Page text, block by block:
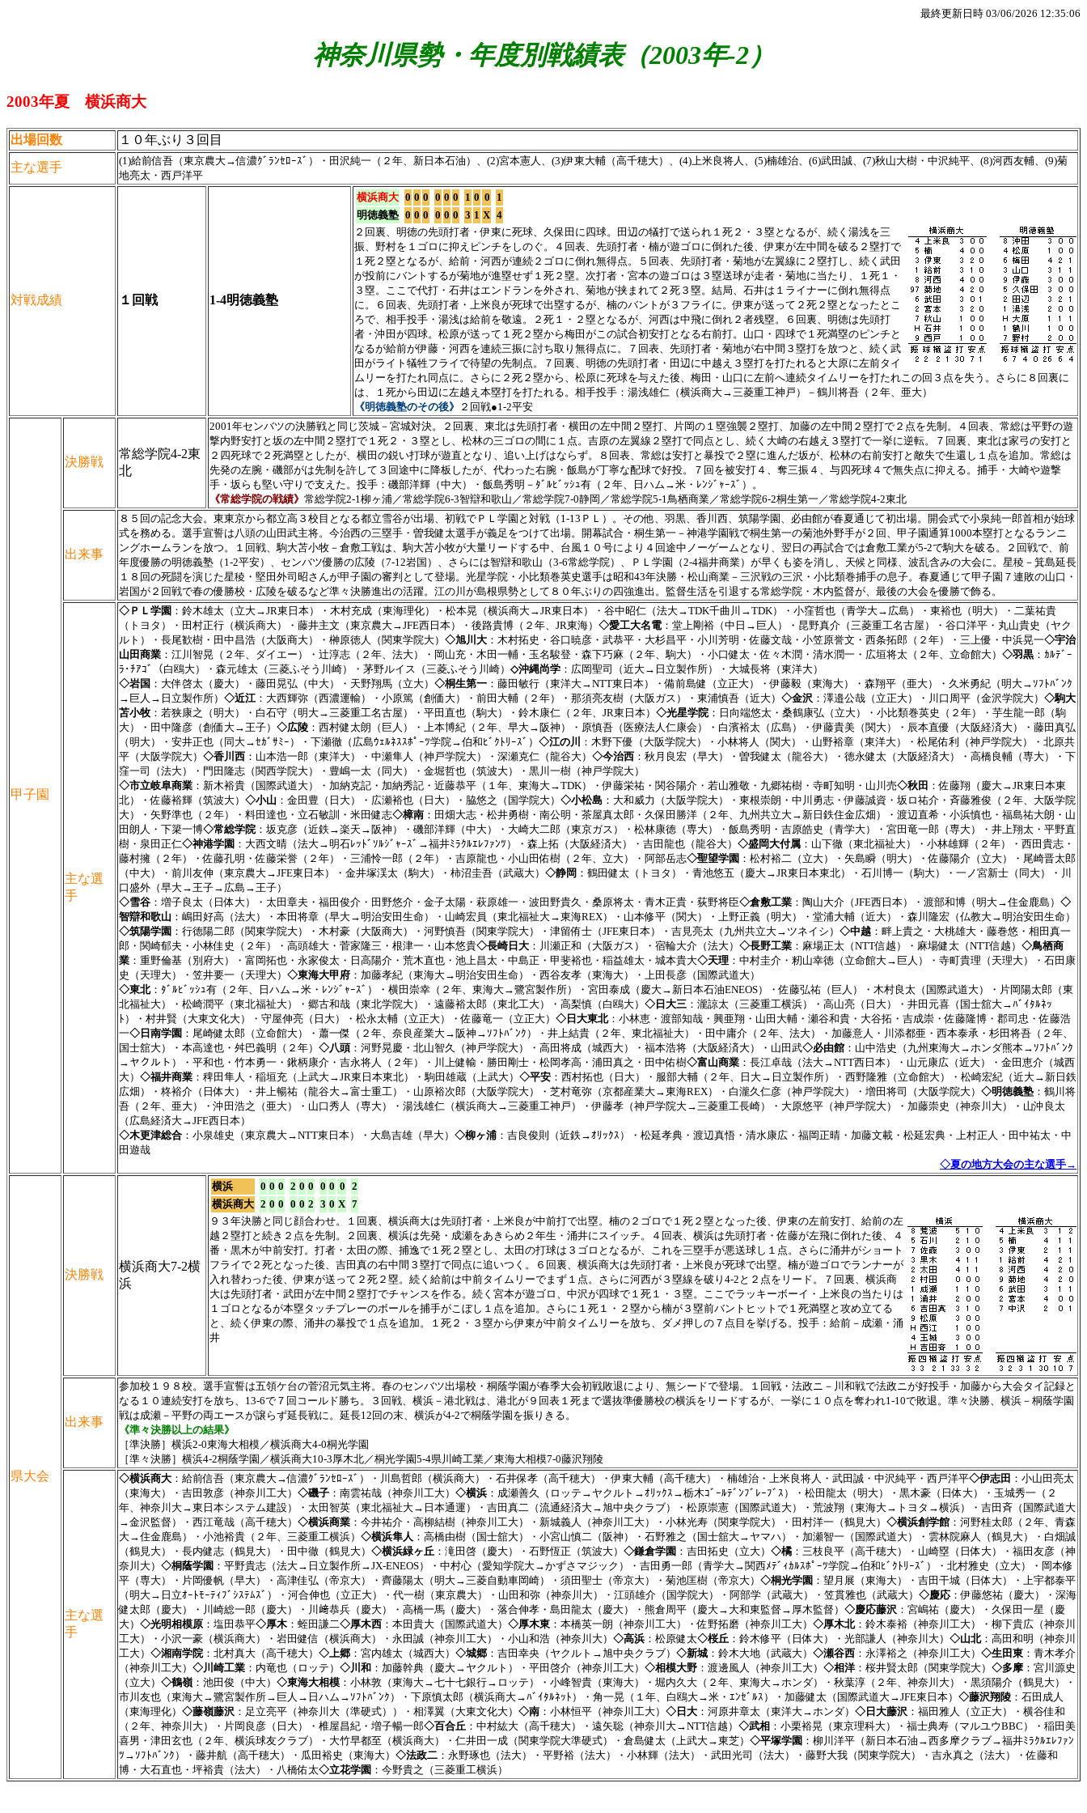
最終更新日時 03/06/2026 12:35:06
神奈川県勢・年度別戦績表（2003年-2）
2003年夏 横浜商大
出場回数
１０年ぶり３回目
主な選手
(1)給前信吾（東京農大→信濃ｸﾞﾗﾝｾﾛｰｽﾞ）・田沢純一（２年、新日本石油）、(2)宮本憲人、(3)伊東大輔（高千穂大）、(4)上米良将人、(5)楠雄治、(6)武田誠、(7)秋山大樹・中沢純平、(8)河西友輔、(9)菊
地亮太・西戸洋平
対戦成績 １回戦 1-4明徳義塾
横浜商大 0 0 0 0 0 0 1 0 0
1
明徳義塾 0 0 0 0 0 0 3 1 X 4
２回裏、明徳の先頭打者・伊東に死球、久保田に四球。田辺の犠打で送られ１死２・３塁となるが、続く湯浅を三
振、野村を１ゴロに抑えピンチをしのぐ。４回表、先頭打者・楠が遊ゴロに倒れた後、伊東が左中間を破る２塁打で
１死２塁となるが、給前・河西が連続２ゴロに倒れ無得点。５回表、先頭打者・菊地が左翼線に２塁打し、続く武田
が投前にバントするが菊地が進塁せず１死２塁。次打者・宮本の遊ゴロは３塁送球が走者・菊地に当たり、１死１・
３塁。ここで代打・石井はエンドランを外され、菊地が挟まれて２死３塁。結局、石井は１ライナーに倒れ無得点
に。６回表、先頭打者・上米良が死球で出塁するが、楠のバントが３フライに。伊東が送って２死２塁となったとこ
ろで、相手投手・湯浅は給前を敬遠。２死１・２塁となるが、河西は中飛に倒れ２者残塁。６回裏、明徳は先頭打
者・沖田が四球。松原が送って１死２塁から梅田がこの試合初安打となる右前打。山口・四球で１死満塁のピンチと
なるが給前が伊藤・河西を連続三振に討ち取り無得点に。７回表、先頭打者・菊地が右中間３塁打を放つと、続く武
田がライト犠牲フライで待望の先制点。７回裏、明徳の先頭打者・田辺に中越え３塁打を打たれると大原に左前タイ
ムリーを打たれ同点に。さらに２死２塁から、松原に死球を与えた後、梅田・山口に左前へ連続タイムリーを打たれこの回３点を失う。さらに８回裏に
は、１死から田辺に左越え本塁打を打たれる。相手投手：湯浅雄仁（横浜商大→三菱重工神戸）－鶴川将吾（２年、亜大）
《明徳義塾のその後》
２回戦●1-2平安
甲子園
決勝戦
常総学院4-2東
北
2001年センバツの決勝戦と同じ茨城－宮城対決。２回裏、東北は先頭打者・横田の左中間２塁打、片岡の１塁強襲２塁打、加藤の左中間２塁打で２点を先制。４回表、常総は平野の遊
撃内野安打と坂の左中間２塁打で１死２・３塁とし、松林の三ゴロの間に１点。吉原の左翼線２塁打で同点とし、続く大崎の右越え３塁打で一挙に逆転。７回裏、東北は家弓の安打と
２四死球で２死満塁としたが、横田の鋭い打球が遊直となり、追い上げはならず。８回表、常総は安打と暴投で２塁に進んだ坂が、松林の右前安打と敵失で生還し１点を追加。常総は
先発の左腕・磯部がは先制を許して３回途中に降板したが、代わった右腕・飯島が丁寧な配球で好投。７回を被安打４、奪三振４、与四死球４で無失点に抑える。捕手・大崎や遊撃
手・坂らも堅い守りで支えた。投手：磯部洋輝（中大）・飯島秀明－ﾀﾞﾙﾋﾞｯｼｭ有（２年、日ハム→米・ﾚﾝｼﾞｬｰｽﾞ）。
《常総学院の戦績》 常総学院2-1柳ヶ浦／常総学院6-3智辯和歌山／常総学院7-0静岡／常総学院5-1鳥栖商業／常総学院6-2桐生第一／常総学院4-2東北
出来事
８５回の記念大会。東東京から都立高３校目となる都立雪谷が出場、初戦でＰＬ学園と対戦（1-13ＰＬ）。その他、羽黒、香川西、筑陽学園、必由館が春夏通じて初出場。開会式で小泉純一郎首相が始球
式を務める。選手宣誓は八頭の山田武主将。今治西の三塁手・曽我健太選手が義足をつけて出場。開幕試合・桐生第一－神港学園戦で桐生第一の菊池外野手が２回、甲子園通算1000本塁打となるランニ
ングホームランを放つ。１回戦、駒大苫小牧－倉敷工戦は、駒大苫小牧が大量リードする中、台風１０号により４回途中ノーゲームとなり、翌日の再試合では倉敷工業が5-2で駒大を破る。２回戦で、前
年度優勝の明徳義塾（1-2平安）、センバツ優勝の広陵（7-12岩国）、さらには智辯和歌山（3-6常総学院）、ＰＬ学園（2-4福井商業）が早くも姿を消し、天候と同様、波乱含みの大会に。星稜－箕島延長
１８回の死闘を演じた星稜・堅田外司昭さんが甲子園の審判として登場。光星学院・小比類巻英史選手は昭和43年決勝・松山商業－三沢戦の三沢・小比類巻捕手の息子。春夏通じて甲子園７連敗の山口・
岩国が２回戦で春の優勝校・広陵を破るなど準々決勝進出の活躍。江の川が島根県勢として８０年ぶりの四強進出。監督生活を引退する常総学院・木内監督が、最後の大会を優勝で飾る。
主な選
手
◇ＰＬ学園 ：鈴木雄太（立大→JR東日本）・木村充成（東海理化）・松本晃（横浜商大→JR東日本）・谷中昭仁（法大→TDK千曲川→TDK）・小窪哲也（青学大→広島）・東裕也（明大）・二葉祐貴
（トヨタ）・田村正行（横浜商大）・藤井主文（東京農大→JFE西日本）・後路貴博（２年、JR東海） ◇愛工大名電 ：堂上剛裕（中日→巨人）・昆野真介（三菱重工名古屋）・谷口洋平・丸山貴史（ヤク
ルト）・長尾歓樹・田中昌浩（大阪商大）・榊原徳人（関東学院大） ◇旭川大 ：木村拓史・谷口暁彦・武恭平・大杉昌平・小川芳明・佐藤文哉・小笠原誉文・西条拓郎（２年）・三上優・中浜晃一◇宇治
山田商業 ：江川智晃（２年、ダイエー）・辻淳志（２年、法大）・岡山充・木田一輔・玉名駿登・森下巧麻（２年、駒大）・小口健太・佐々木潤・清水潤一・広垣将太（２年、立命館大） ◇羽黒 ：ｶﾙﾃﾞｰ
ﾗ･ﾁｱｺﾞ（白鴎大）・森元雄太（三菱ふそう川崎）・茅野ルイス（三菱ふそう川崎） ◇沖縄尚学 ：広岡聖司（近大→日立製作所）・大城長将（東洋大）
◇岩国 ：大伴啓太（慶大）・藤田晃弘（中大）・天野翔馬（立大） ◇桐生第一 ：藤田敏行（東洋大→NTT東日本）・備前島健（立正大）・伊藤毅（東海大）・森翔平（亜大）・久米勇紀（明大→ｿﾌﾄﾊﾞﾝｸ
→巨人→日立製作所） ◇近江 ：大西輝弥（西濃運輸）・小原篤（創価大）・前田大輔（２年）・那須亮友樹（大阪ガス）・東浦慎吾（近大） ◇金沢 ：澤邉公哉（立正大）・川口周平（金沢学院大） ◇駒大
苫小牧：若狭康之（明大）・白石守（明大→三菱重工名古屋）・平田直也（駒大）・鈴木康仁（２年、JR東日本） ◇光星学院 ：日向端悠太・桑鶴康弘（立大）・小比類巻英史（２年）・芋生龍一郎（駒
大）・田中隆彦（創価大→王子） ◇広陵 ：西村健太朗（巨人）・上本博紀（２年、早大→阪神）・原慎吾（医療法人仁康会）・白濱裕太（広島）・伊藤貴美（関大）・辰本直優（大阪経済大）・藤田真弘
（明大）・安井正也（同大→ｾｶﾞｻﾐｰ）・下瀬徹（広島ｳｪﾙﾈｽｽﾎﾟｰﾂ学院→伯和ﾋﾞｸﾄﾘｰｽﾞ） ◇江の川
：木野下優（大阪学院大）・小林将人（関大）・山野裕章（東洋大）・松尾佑利（神戸学院大）・北原共
平（大阪学院大） ◇香川西 ：山本浩一郎（東洋大）・中瀬隼人（神戸学院大）・深瀬克仁（龍谷大） ◇今治西 ：秋月良宏（早大）・曽我健太（龍谷大）・徳永健太（大阪経済大）・高橋良輔（専大）・下
窪一司（法大）・門田隆志（関西学院大）・豊嶋一太（同大）・金堀哲也（筑波大）・黒川一樹（神戸学院大）
◇市立岐阜商業 ：新木裕貴（国際武道大）・加納克記・加納秀記・近藤恭平（１年、東海大→TDK）・伊藤栄祐・関谷陽介・若山雅敬・九郷祐樹・寺町知明・山川売◇秋田 ：佐藤翔（慶大→JR東日本東
北）・佐藤裕輝（筑波大） ◇小山 ：金田豊（日大）・広瀬裕也（日大）・脇悠之（国学院大） ◇小松島 ：大和威力（大阪学院大）・東根崇朗・中川勇志・伊藤誠資・坂ロ祐介・斉藤雅俊（２年、大阪学院
大）・矢野準也（２年）・料田達也・立石敏訓・米田健志◇樟南 ：田畑大志・松井勇樹・南公明・茶屋真太郎・久保田勝洋（２年、九州共立大→新日鉄住金広畑）・渡辺直希・小浜慎也・福島祐大朗・山
田朗人・下簗一博◇常総学院 ：坂克彦（近鉄→楽天→阪神）・磯部洋輝（中大）・大崎大二郎（東京ガス）・松林康徳（専大）・飯島秀明・吉原皓史（青学大）・宮田竜一郎（専大）・井上翔太・平野直
樹・泉田正仁◇神港学園 ：大西文晴（法大→明石ﾚｯﾄﾞｿﾙｼﾞｬｰｽﾞ→福井ﾐﾗｸﾙｴﾚﾌｧﾝﾂ）・森上拓（大阪経済大）・吉田龍也（龍谷大） ◇盛岡大付属 ：山下徹（東北福祉大）・小林雄輝（２年）・西田貴志・
藤村擁（２年）・佐藤孔明・佐藤栄誉（２年）・三浦怜一郎（２年）・吉原龍也・小山田佑樹（２年、立大）・阿部岳志◇聖望学園 ：松村裕二（立大）・矢島瞬（明大）・佐藤陽介（立大）・尾崎晋太郎
（中大）・前川友伸（東京農大→JFE東日本）・金井塚渓太（駒大）・柿沼圭吾（武蔵大） ◇静岡 ：鶴田健太（トヨタ）・青池悠五（慶大→JR東日本東北）・石川博一（駒大）・一ノ宮新士（同大）・川
口盛外（早大→王子→広島→王子）
◇雪谷 ：増子良太（日体大）・太田章夫・福田俊介・田野悠介・金子太陽・萩原雄一・波田野貴久・桑原将太・青木正貴・荻野将臣◇倉敷工業 ：陶山大介（JFE西日本）・渡部和博（明大→住金鹿島） ◇
智辯和歌山 ：嶋田好高（法大）・本田将章（早大→明治安田生命）・山崎宏員（東北福祉大→東海REX）・山本修平（関大）・上野正義（明大）・堂浦大輔（近大）・森川隆宏（仏教大→明治安田生命）
◇筑陽学園 ：行徳陽二郎（関東学院大）・木村豪（大阪商大）・河野慎吾（関東学院大）・津留侑士（JFE東日本）・吉見亮太（九州共立大→ツネイシ） ◇中越 ：畔上貴之・大桃雄大・藤巻悠・相田真一
郎・関崎郁夫・小林佳史（２年）・高頭雄大・菅家隆三・根津一・山本悠貴◇長崎日大 ：川瀬正和（大阪ガス）・宿輪大介（法大） ◇長野工業 ：麻場正太（NTT信越）・麻場健太（NTT信越） ◇鳥栖商
業 ：重野倫基（別府大）・富岡拓也・永家俊太・日高陽介・荒木直也・池上昌太・中島正・甲斐裕也・稲益雄太・城本貴大◇天理 ：中村圭介・籾山幸徳（立命館大→巨人）・寺町貴理（天理大）・石田康
史（天理大）・笠井要一（天理大） ◇東海大甲府 ：加藤孝紀（東海大→明治安田生命）・西谷友孝（東海大）・上田長彦（国際武道大）
◇東北：ﾀﾞﾙﾋﾞｯｼｭ有（２年、日ハム→米・ﾚﾝｼﾞｬｰｽﾞ）・横田崇幸（２年、東海大→鷺宮製作所）・宮田泰成（慶大→新日本石油ENEOS）・佐藤弘祐（巨人）・木村良太（国際武道大）・片岡陽太郎（東
北福祉大）・松崎潤平（東北福祉大）・郷古和哉（東北学院大）・遠藤裕太郎（東北工大）・高梨慎（白鴎大） ◇日大三 ：瀧諒太（三菱重工横浜）・高山亮（日大）・井田元喜（国士舘大→ﾊﾞｲﾀﾙﾈｯ
ﾄ）・村井賢（大東文化大）・守屋伸亮（日大）・松永太輔（立正大）・佐藤竜一（立正大） ◇日大東北：小林恵・渡部知哉・興亜翔・山田大輔・瀬谷和貴・大谷拓・吉成崇・佐藤隆博・郡司忠・佐藤浩
一◇日南学園 ：尾崎健太郎（立命館大）・蕭一傑（２年、奈良産業大→阪神→ｿﾌﾄﾊﾞﾝｸ）・井上結貴（２年、東北福祉大）・田中庸介（２年、法大）・加藤意人・川添都亜・西本泰承・杉田将吾（２年、
国士舘大）・本高達也・舛巴義明（２年） ◇八頭 ：河野晃慶・北山智久（神戸学院大）・高田将成（城西大）・福本浩将（大阪経済大）・山田武◇必由館 ：山中浩史（九州東海大→ホンダ熊本→ｿﾌﾄﾊﾞﾝｸ
→ヤクルト）・平和也・竹本勇一・鍬柄康介・吉永将人（２年）・川上健輸・勝田剛士・松岡孝高・浦田真之・田中佑樹◇富山商業 ：長江卓哉（法大→NTT西日本）・山元康広（近大）・金田恵介（城西
大） ◇福井商業 ：稗田隼人・稲垣充（上武大→JR東日本東北）・駒田雄蔵（上武大） ◇平安 ：西村拓也（日大）・服部大輔（２年、日大→日立製作所）・西野隆雅（立命館大）・松崎宏紀（近大→新日鉄
広畑）・柊裕介（日体大）・井上暢祐（龍谷大→富士重工）・山原裕次郎（大阪学院大）・芝村竜弥（京都産業大→東海REX）・白瀧久仁彦（神戸学院大）・増田将司（大阪学院大） ◇明徳義塾 ：鶴川将
吾（２年、亜大）・沖田浩之（亜大）・山口秀人（専大）・湯浅雄仁（横浜商大→三菱重工神戸）・伊藤孝（神戸学院大→三菱重工長崎）・大原悠平（神戸学院大）・加藤崇史（神奈川大）・山沖良太
（広島経済大→JFE西日本）
◇木更津総合 ：小泉雄史（東京農大→NTT東日本）・大島吉雄（早大） ◇柳ヶ浦 ：吉良俊則（近鉄→ｵﾘｯｸｽ）・松延孝典・渡辺真悟・清水康広・福岡正晴・加藤文載・松延宏典・上村正人・田中祐太・中
田遊哉
◇夏の地方大会の主な選手→
県大会
決勝戦
横浜商大7-2横
浜
横浜 0 0 0 2 0 0 0 0 0 2
横浜商大 2 0 0 0 0 2 3 0 X 7
９３年決勝と同じ顔合わせ。１回裏、横浜商大は先頭打者・上米良が中前打で出塁。楠の２ゴロで１死２塁となった後、伊東の左前安打、給前の左
越２塁打と続き２点を先制。２回裏、横浜は先発・成瀬をあきらめ２年生・涌井にスイッチ。４回表、横浜は先頭打者・佐藤が左飛に倒れた後、４
番・黒木が中前安打。打者・太田の際、捕逸で１死２塁とし、太田の打球は３ゴロとなるが、これを三塁手が悪送球し１点。さらに涌井がショート
フライで２死となった後、吉田真の右中間３塁打で同点に追いつく。６回裏、横浜商大は先頭打者・上米良が死球で出塁。楠が遊ゴロでランナーが
入れ替わった後、伊東が送って２死２塁。続く給前は中前タイムリーでまず１点。さらに河西が３塁線を破り4-2と２点をリード。７回裏、横浜商
大は先頭打者・武田が左中間２塁打でチャンスを作る。続く宮本が遊ゴロ、中沢が四球で１死１・３塁。ここでラッキーボーイ・上米良の当たりは
１ゴロとなるが本塁タッチプレーのボールを捕手がこぼし１点を追加。さらに１死１・２塁から楠が３塁前バントヒットで１死満塁と攻め立てる
と、続く伊東の際、涌井の暴投で１点を追加。１死２・３塁から伊東が中前タイムリーを放ち、ダメ押しの７点目を挙げる。投手：給前－成瀬・涌
井
出来事
参加校１９８校。選手宣誓は五領ケ台の菅沼元気主将。春のセンバツ出場校・桐蔭学園が春季大会初戦敗退により、無シードで登場。１回戦・法政ニ－川和戦で法政ニが好投手・加藤から大会タイ記録と
なる１０連続安打を放ち、13-6で７回コールド勝ち。３回戦、横浜－港北戦は、港北が９回表１死まで選抜準優勝校の横浜をリードするが、一挙に１０点を奪われ1-10で敗退。準々決勝、横浜－桐蔭学園
戦は成瀬－平野の両エースが譲らず延長戦に。延長12回の末、横浜が4-2で桐蔭学園を振りきる。
《準々決勝以上の結果》
［準決勝］横浜2-0東海大相模／横浜商大4-0桐光学園
［準々決勝］横浜4-2桐蔭学園／横浜商大10-3厚木北／桐光学園5-4県川崎工業／東海大相模7-0藤沢翔陵
主な選
手
◇横浜商大 ：給前信吾（東京農大→信濃ｸﾞﾗﾝｾﾛｰｽﾞ）・川島哲郎（横浜商大）・石井保孝（高千穂大）・伊東大輔（高千穂大）・楠雄治・上米良将人・武田誠・中沢純平・西戸洋平◇伊志田 ：小山田亮太
（東海大）・吉田敦彦（神奈川工大） ◇磯子 ：南雲祐哉（神奈川工大） ◇横浜 ：成瀬善久（ロッテ→ヤクルト→ｵﾘｯｸｽ→栃木ｺﾞｰﾙﾃﾞﾝﾌﾞﾚｰﾌﾞｽ）・松田龍太（明大）・黒木豪（日体大）・玉城秀一（２
年、神奈川大→東日本システム建設）・太田智英（東北福祉大→日本通運）・吉田真二（流通経済大→旭中央クラブ）・松原崇憲（国際武道大）・荒波翔（東海大→トヨタ→横浜）・吉田斉（国際武道大
→金沢監督）・西江竜哉（高千穂大） ◇横浜商業 ：今井祐介・高柳結樹（神奈川工大）・新城義人（神奈川工大）・小林光寿（関東学院大）・田村洋一（鶴見大） ◇横浜創学館 ：河野桂太郎（２年、青森
大→住金鹿島）・小池裕貴（２年、三菱重工横浜） ◇横浜隼人 ：高橋由樹（国士舘大）・小宮山慎二（阪神）・石野雅之（国士舘大→ヤマハ）・加瀬智一（国際武道大）・雲林院麻人（鶴見大）・白畑誠
（鶴見大）・長内健志（鶴見大）・田中徹（鶴見大） ◇横浜緑ヶ丘 ：滝田啓（慶大）・石野恆正（筑波大） ◇鎌倉学園 ：吉田拓史（立大） ◇橘 ：三枝良平（高千穂大）・山崎塁（日体大）・福田友彦（神
奈川大） ◇桐蔭学園 ：平野貴志（法大→日立製作所→JX-ENEOS）・中村心（愛知学院大→かずさマジック）・吉田勇一郎（青学大→関西ﾒﾃﾞｨｶﾙｽﾎﾟｰﾂ学院→伯和ﾋﾞｸﾄﾘｰｽﾞ）・北村雅史（立大）・岡本修
平（専大）・片岡優帆（早大）・高津佳弘（帝京大）・齊藤陽太（明大→三菱自動車岡崎）・須田聖士（帝京大）・菊池匡樹（帝京大） ◇桐光学園 ：望月展（東海大）・吉田干城（日体大）・上宇都泰平
（明大→日立ｵｰﾄﾓｰﾃｨﾌﾞｼｽﾃﾑｽﾞ）・河合伸也（立正大）・代一樹（東京農大）・山田和弥（神奈川大）・江頭雄介（国学院大）・阿部学（武蔵大）・笠貫雅也（武蔵大） ◇慶応 ：伊藤悠祐（慶大）・深海
健太郎（慶大）・川崎総一郎（慶大）・川﨑恭兵（慶大）・高橋一馬（慶大）・落合伸孝・島田龍太（慶大）・熊倉周平（慶大→大和東監督→厚木監督） ◇慶応藤沢 ：宮嶋祐（慶大）・久保田一星（慶
大） ◇光明相模原 ：塩田恭平◇厚木 ：蛭田謙二◇厚木西 ：本田貴大（国際武道大） ◇厚木東 ：本橋英一朗（神奈川工大）・佐野拓磨（神奈川工大） ◇厚木北：鈴木泰裕（神奈川工大）・柳下貴広（神奈川
工大）・小沢一豪（横浜商大）・岩田健信（横浜商大）・永田誠（神奈川工大）・小山和浩（神奈川大） ◇高浜 ：松原健太◇桜丘 ：鈴木修平（日体大）・光部謙人（神奈川大） ◇山北：高田和明（神奈川
工大） ◇湘南学院 ：北村真大（高千穂大） ◇上郷 ：宮内雄太（城西大） ◇城郷 ：吉田幸央（ヤクルト→旭中央クラブ） ◇新城 ：鈴木大地（武蔵大） ◇瀬谷西 ：永澤裕之（神奈川工大） ◇生田東 ：青木孝介
（神奈川工大） ◇川崎工業 ：内竜也（ロッテ） ◇川和 ：加藤幹典（慶大→ヤクルト）・平田啓介（神奈川工大） ◇相模大野 ：渡邊風人（神奈川工大） ◇相洋：桜井賢太郎（関東学院大） ◇多摩 ：宮川源史
（立大） ◇鶴嶺 ：池田俊（中大） ◇東海大相模 ：小林敦（東海大→七十七銀行→ロッテ）・小峰智貴（東海大）・堀内久大（２年、東海大→ホンダ）・秋葉淳（２年、神奈川大）・黒須陽介（鶴見大）・
市川友也（東海大→鷺宮製作所→巨人→日ハム→ｿﾌﾄﾊﾞﾝｸ）・下原慎太郎（横浜商大→ﾊﾞｲﾀﾙﾈｯﾄ）・角一晃（１年、白鴎大→米・ｴﾝｾﾞﾙｽ）・加藤健太（国際武道大→JFE東日本） ◇藤沢翔陵 ：石田成人
（東海理化） ◇藤嶺藤沢 ：足立亮平（神奈川大（準硬式））・相澤翼（大東文化大） ◇南 ：小林恒平（神奈川工大） ◇日大 ：河原井章太（東洋大→ホンダ） ◇日大藤沢 ：福田雅人（立正大）・横谷佳和
（２年、神奈川大）・片岡良彦（日大）・椎屋昌紀・増子暢一郎◇百合丘 ：中村紘大（高千穂大）・遠矢聡（神奈川大→NTT信越） ◇武相 ：小栗裕晃（東京理科大）・福士典寿（マルユウBBC）・稲田美
喜男・津田玄也（２年、横浜球友クラブ）・大竹早都至（横浜商大）・仁井田一成（関東学院大準硬式）・倉島健太（上武大→東芝） ◇平塚学園 ：柳川洋平（新日本石油→西多摩クラブ→福井ﾐﾗｸﾙｴﾚﾌｧﾝ
ﾂ→ｿﾌﾄﾊﾞﾝｸ）・藤井航（高千穂大）・瓜田裕史（東海大） ◇法政二 ：永野琢也（法大）・平野裕（法大）・小林輝（法大）・武田光司（法大）・藤野大我（関東学院大）・吉永真之（法大）・佐藤和
博・大石直也・坪裕貴（法大）・八橋佑太◇立花学園 ：今野貴之（三菱重工横浜）